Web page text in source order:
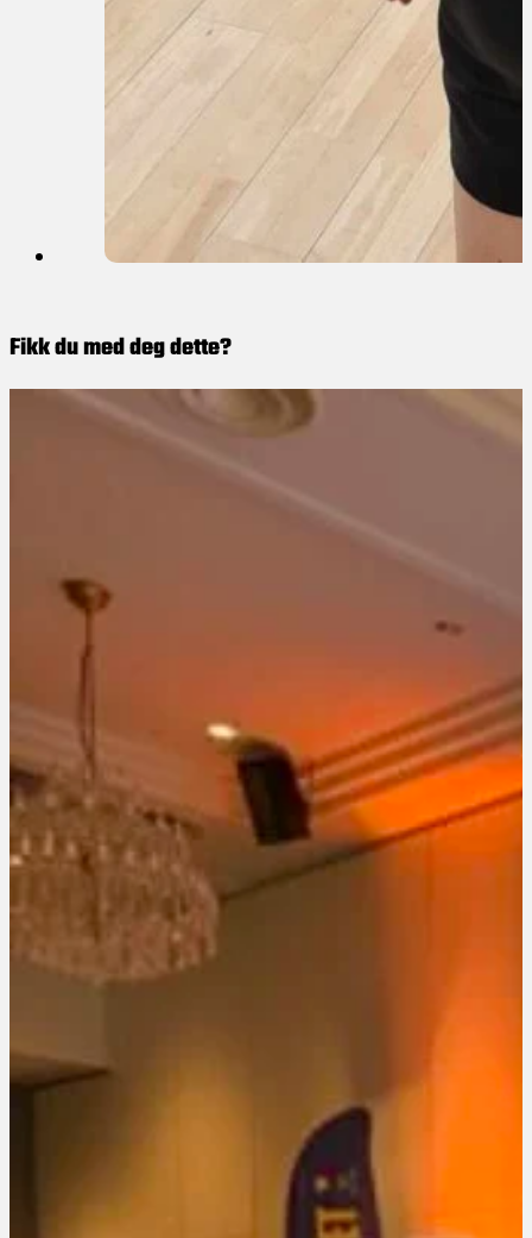
Fikk du med deg dette?